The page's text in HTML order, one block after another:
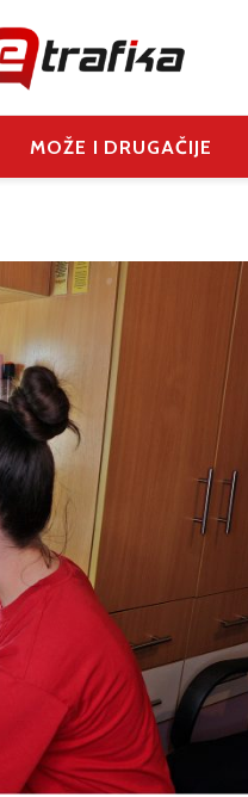
MOŽE I DRUGAČIJE